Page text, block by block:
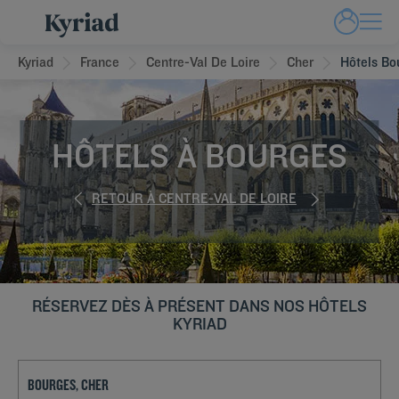
Kyriad France Centre-Val De Loire Cher Hôtels
HÔTELS À BOURGES
RETOUR À CENTRE-VAL DE LOIRE
RÉSERVEZ DÈS À PRÉSENT DANS NOS HÔTELS
KYRIAD